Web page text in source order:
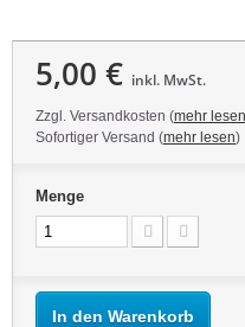
5,00 € inkl. MwSt.
Zzgl. Versandkosten (mehr lesen
Sofortiger Versand (mehr lesen)
Menge
In den Warenkorb